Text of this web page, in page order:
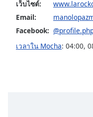
in-เว็บไซต์:
Email:
Facebook:
เวลาใน Mocha: 04:00,